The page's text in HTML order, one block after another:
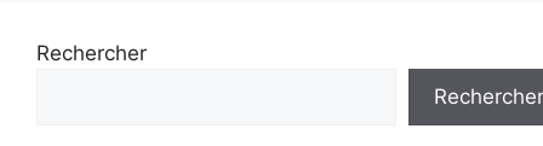
Rechercher
Rechercher